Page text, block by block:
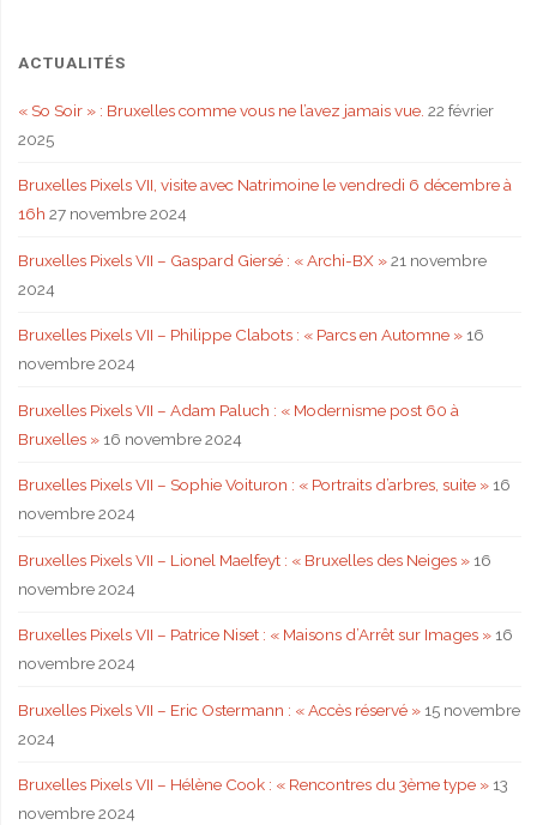
ACTUALITÉS
« So Soir » : Bruxelles comme vous ne l’avez jamais vue. 22 février
2025
Bruxelles Pixels VII, visite avec Natrimoine le vendredi 6 décembre à
16h 27 novembre 2024
Bruxelles Pixels VII – Gaspard Giersé : « Archi-BX » 21 novembre
2024
Bruxelles Pixels VII – Philippe Clabots : « Parcs en Automne » 16
novembre 2024
Bruxelles Pixels VII – Adam Paluch : « Modernisme post 60 à
Bruxelles » 16 novembre 2024
Bruxelles Pixels VII – Sophie Voituron : « Portraits d’arbres, suite » 16
novembre 2024
Bruxelles Pixels VII – Lionel Maelfeyt : « Bruxelles des Neiges » 16
novembre 2024
Bruxelles Pixels VII – Patrice Niset : « Maisons d’Arrêt sur Images » 16
novembre 2024
Bruxelles Pixels VII – Eric Ostermann : « Accès réservé » 15 novembre
2024
Bruxelles Pixels VII – Hélène Cook : « Rencontres du 3ème type » 13
novembre 2024